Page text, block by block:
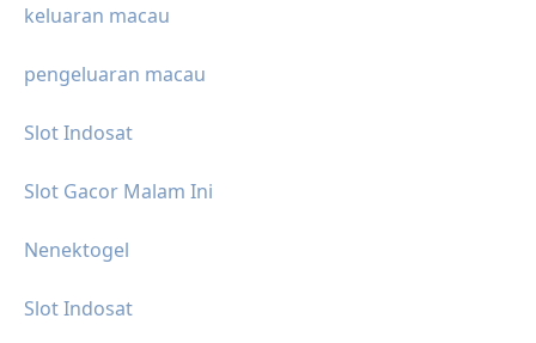
keluaran macau
pengeluaran macau
Slot Indosat
Slot Gacor Malam Ini
Nenektogel
Slot Indosat